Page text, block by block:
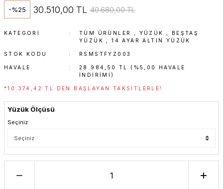
-%25 30.510,00 TL 40.680,00 TL
KATEGORI TÜM ÜRÜNLER YÜZÜK
BEŞTAŞ
YÜZÜK
,14 AYAR ALTIN YÜZÜK
STOK KODU RSMSTFYZ003
HAVALE
28.984,50 TL (%5,00 HAVALE
INDIRIMI)
*10.374,42 TL DEN BAŞLAYAN TAKSITLERLE!
Yüzük Ölçüsü
Seçiniz